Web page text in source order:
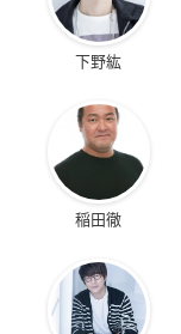
下野紘
稲田徹